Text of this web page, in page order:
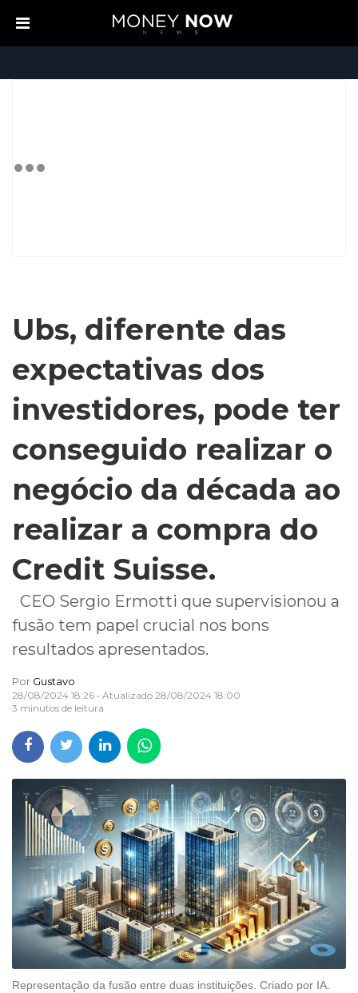
Ubs, diferente das
expectativas dos
investidores, pode ter
conseguido realizar o
negócio da década ao
realizar a compra do
Credit Suisse.
CEO Sergio Ermotti que supervisionou a
fusão tem papel crucial nos bons
resultados apresentados.
Por Gustavo
28/08/2024 18:26 • Atualizado 28/08/2024 18:00
3 minutos de leitura
Representação da fusão entre duas instituições. Criado por IA.